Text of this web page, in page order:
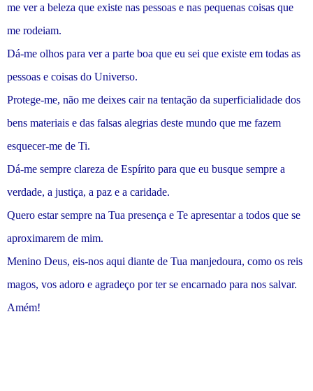
me ver a beleza que existe nas pessoas e nas pequenas coisas que
me rodeiam.
Dá-me olhos para ver a parte boa que eu sei que existe em todas as
pessoas e coisas do Universo.
Protege-me, não me deixes cair na tentação da superficialidade dos
bens materiais e das falsas alegrias deste mundo que me fazem
esquecer-me de Ti.
Dá-me sempre clareza de Espírito para que eu busque sempre a
verdade, a justiça, a paz e a caridade.
Quero estar sempre na Tua presença e Te apresentar a todos que se
aproximarem de mim.
Menino Deus, eis-nos aqui diante de Tua manjedoura, como os reis
magos, vos adoro e agradeço por ter se encarnado para nos salvar.
Amém!